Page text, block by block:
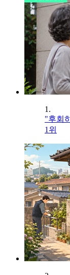
1.
"후회
1위